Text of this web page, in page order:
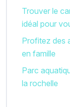
Trouver le
idéal pour
Profitez des
en famille
Parc
la rochelle